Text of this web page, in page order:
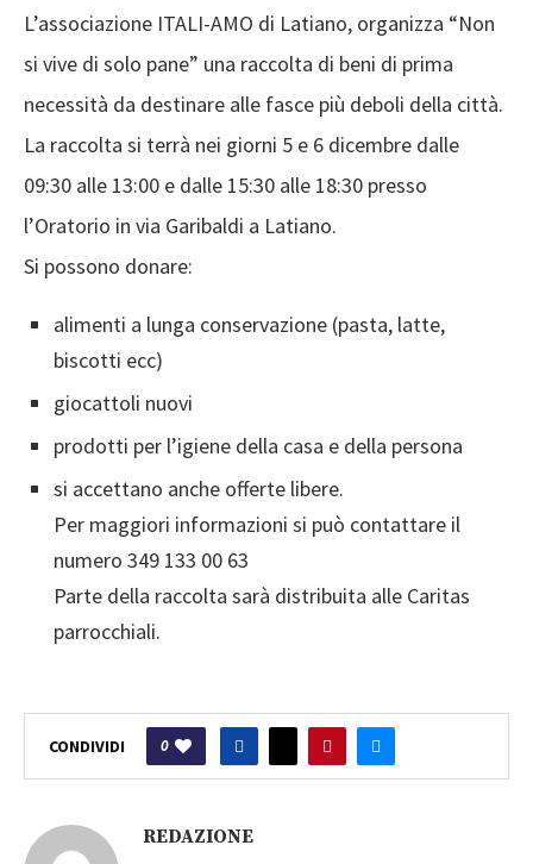
L’associazione ITALI-AMO di Latiano, organizza “Non
si vive di solo pane” una raccolta di beni di prima
necessità da destinare alle fasce più deboli della città.
La raccolta si terrà nei giorni 5 e 6 dicembre dalle
09:30 alle 13:00 e dalle 15:30 alle 18:30 presso
l’Oratorio in via Garibaldi a Latiano.
Si possono donare:
alimenti a lunga conservazione (pasta, latte,
biscotti ecc)
giocattoli nuovi
prodotti per l’igiene della casa e della persona
si accettano anche offerte libere.
Per maggiori informazioni si può contattare il
numero 349 133 00 63
Parte della raccolta sarà distribuita alle Caritas
parrocchiali.
CONDIVIDI 0
REDAZIONE